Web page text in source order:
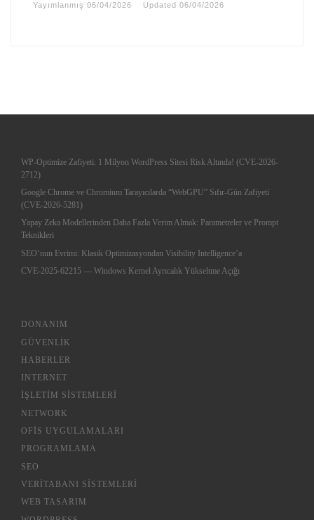
Yayımlanmış06/04/2026 Updated06/04/2026
WP-Optimize Zafiyeti: 1 Milyon WordPress Sitesi Risk Altında! (CVE-2026-
2712)
Google Chrome ve Chromium Tarayıcılarda “WebGPU” Sıfır-Gün Zafiyeti
(CVE-2026-5281)
Yapay Zeka Modellerinden Daha Fazla Verim Almak: Parametreler ve Prompt
Teknikleri
SEO’nun Evrimi: Klasik Optimizasyondan Visibility Intelligence’a
CVE-2025-62215 — Windows Kernel Ayrıcalık Yükseltme Açığı
DONANIM
GÜVENLIK
HABERLER
INTERNET
İŞLETIM SISTEMLERI
NETWORK
OFIS UYGULAMALARI
PROGRAMLAMA
SEO
VERITABANI SISTEMLERI
WEB TASARIM